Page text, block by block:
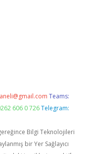
Teams:
606 0 726 Telegram:
Bilgi Teknolojileri
bir Yer Sağlayıcı